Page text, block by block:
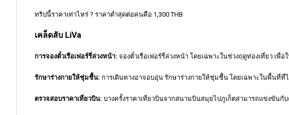
ทริปนี้ราคาเท่าไหร่ ? ราคาต่ำสุดต่อคนคือ 1,300 THB
เคล็ดลับ LiVa
การจองตั๋วเรือเฟอร์รี่ล่วงหน้า: จองตั๋วเรือเฟอร์รี่ล่วงหน้า โดยเฉพาะในช่วงฤดูท่องเที่ยว เพื่
รักษาร่างกายให้ชุ่มชื้น: การเดินทางอาจอบอุ่น รักษาร่างกายให้ชุ่มชื้น โดยเฉพาะในพื้นที่ที่
ตรวจสอบราคาเที่ยวบิน: บางครั้งราคาเที่ยวบินจากสนามบินสมุยไปภูเก็ตสามารถแข่งขันกับ